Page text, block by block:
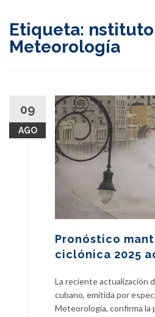
Etiqueta:
Meteorología
09
AGO
Pronóstico
ciclónica 2025
La reciente actualización
cubano, emitida por
Meteorología, confirma la